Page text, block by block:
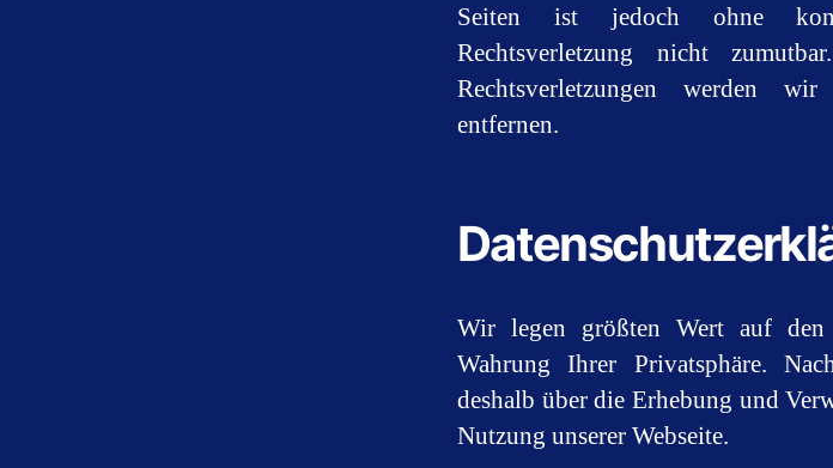
Seiten ist jedoch ohne
Rechtsverletzung nicht
Rechtsverletzungen werden
entfernen.
Wir legen größten Wert auf
Wahrung Ihrer Privatsphäre.
deshalb über die Erhebung und
Nutzung unserer Webseite.